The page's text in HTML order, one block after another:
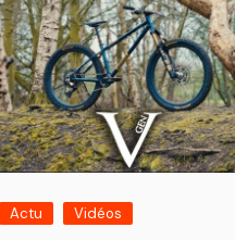
Actu Vidéos